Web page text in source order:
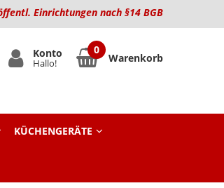
Einrichtungen nach §14 BGB
Konto
Hallo! Warenkorb
KÜCHENGERÄTE